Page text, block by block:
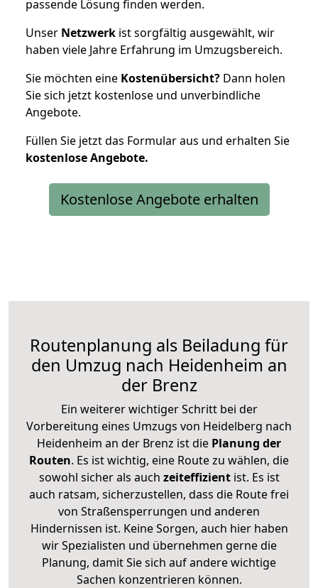
passende Lösung finden werden.
Unser Netzwerk ist sorgfältig ausgewählt, wir
haben viele Jahre Erfahrung im Umzugsbereich.
Sie möchten eine Kostenübersicht? Dann holen
Sie sich jetzt kostenlose und unverbindliche
Angebote.
Füllen Sie jetzt das Formular aus und erhalten Sie
kostenloseAngebote.
Kostenlose Angebote erhalten
Routenplanung als Beiladung für
den Umzug nach Heidenheim an
der Brenz
Ein weiterer wichtiger Schritt bei der
Vorbereitung eines Umzugs von Heidelberg nach
Heidenheim an der Brenz ist die Planung der
Routen. Es ist wichtig, eine Route zu wählen, die
sowohl sicher als auch zeiteffizientist. Es ist
auch ratsam, sicherzustellen, dass die Route frei
von Straßensperrungen und anderen
Hindernissen ist. Keine Sorgen, auch hier haben
wir Spezialisten und übernehmen gerne die
Planung, damit Sie sich auf andere wichtige
Sachen konzentrieren können.